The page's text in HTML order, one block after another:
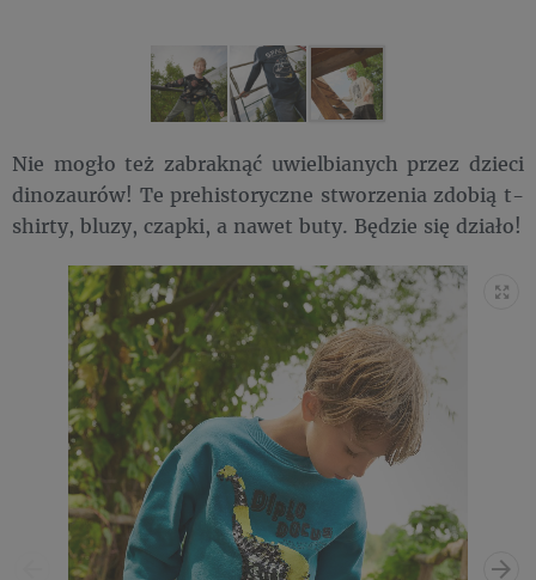
Nie mogło też zabraknąć uwielbianych przez dzieci
dinozaurów! Te prehistoryczne stworzenia zdobią t-
shirty, bluzy, czapki, a nawet buty. Będzie się działo!